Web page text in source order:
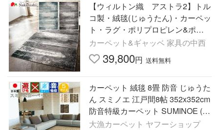
【ウィルトン織 アストラ2】トル
コ製・絨毯(じゅうたん)・カーペッ
ト・ラグ・ポリプロピレン&ポリ
エステル・密度約128,000ノット・
防炎
カーペット&ギャッベ 家具の中西
39,800円 送料無料
カーペット 絨毯 8畳 防音 じゅうた
ん スミノエ 江戸間8帖 352x352cm
防音特級カーペット SUMINOE (ヴ
ィラ8畳)８畳
大漁カーペット ヤフーショップ